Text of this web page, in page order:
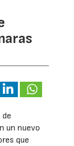
un nuevo
que